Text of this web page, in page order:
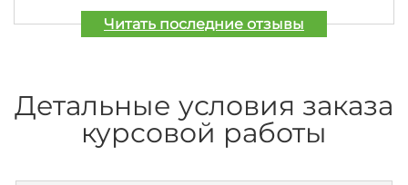
Читать последние отзывы
Детальные условия заказа
курсовой работы